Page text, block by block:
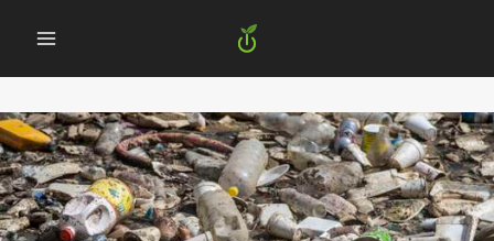
content